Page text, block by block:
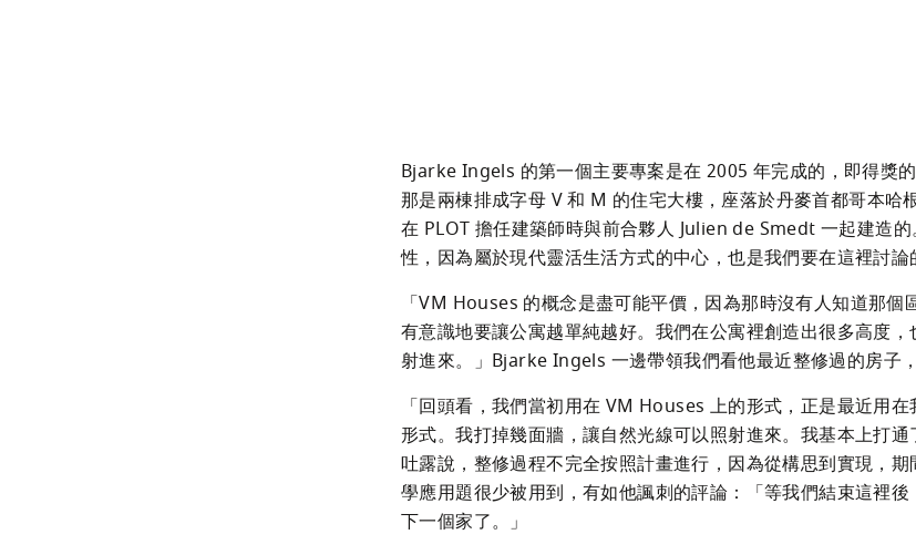
Bjarke Ingels 的第一個主要專案是在 2005 年完成的，即得獎
那是兩棟排成字母 V 和 M 的住宅大樓，座落於丹麥首都哥本哈
在 PLOT 擔任建築師時與前合夥人 Julien de Smedt 一起建造
性，因為屬於現代靈活生活方式的中心，也是我們要在這裡討論
「VM Houses 的概念是盡可能平價，因為那時沒有人知道那個
有意識地要讓公寓越單純越好。我們在公寓裡創造出很多高度
射進來。」Bjarke Ingels 一邊帶領我們看他最近整修過的房子，
「回頭看，我們當初用在 VM Houses 上的形式，正是最近用
形式。我打掉幾面牆，讓自然光線可以照射進來。我基本上打
吐露說，整修過程不完全按照計畫進行，因為從構思到實現，
學應用題很少被用到，有如他諷刺的評論：「等我們結束這裡
下一個家了。」